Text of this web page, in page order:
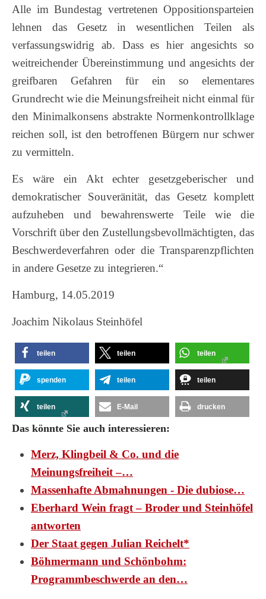
Alle im Bundestag vertretenen Oppositionsparteien
lehnen das Gesetz in wesentlichen Teilen als
verfassungswidrig ab. Dass es hier angesichts so
weitreichender Übereinstimmung und angesichts der
greifbaren Gefahren für ein so elementares
Grundrecht wie die Meinungsfreiheit nicht einmal für
den Minimalkonsens abstrakte Normenkontrollklage
reichen soll, ist den betroffenen Bürgern nur schwer
zu vermitteln.
Es wäre ein Akt echter gesetzgeberischer und
demokratischer Souveränität, das Gesetz komplett
aufzuheben und bewahrenswerte Teile wie die
Vorschrift über den Zustellungsbevollmächtigten, das
Beschwerdeverfahren oder die Transparenzpflichten
in andere Gesetze zu integrieren.“
Hamburg, 14.05.2019
Joachim Nikolaus Steinhöfel
teilen teilen teilen
spenden teilen teilen
teilen E-Mail drucken
Das könnte Sie auch interessieren:
Merz, Klingbeil & Co. und die
Meinungsfreiheit –…
Massenhafte Abmahnungen - Die dubiose…
Eberhard Wein fragt – Broder und Steinhöfel
antworten
Der Staat gegen Julian Reichelt*
Böhmermann und Schönbohm:
Programmbeschwerde an den…